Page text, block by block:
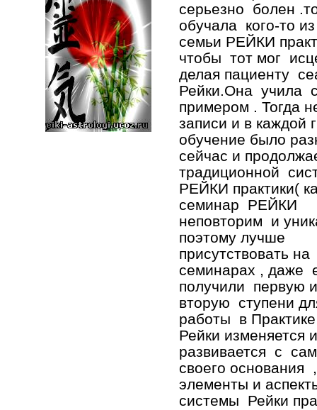
серьезно болен
обучала кого-то
семьи РЕЙКИ
чтобы тот мог
делая пациенту
Рейки.Она учила
примером . Тогда
записи и в каждой
обучение было
сейчас и
традиционной
РЕЙКИ практики(
семинар РЕЙКИ
неповторим и
поэтому лучше
присутствовать на
семинарах , даже
получили первую
вторую ступени
работы в
Рейки изменяется и
развивается с
своего основания
элементы и
системы Рейки